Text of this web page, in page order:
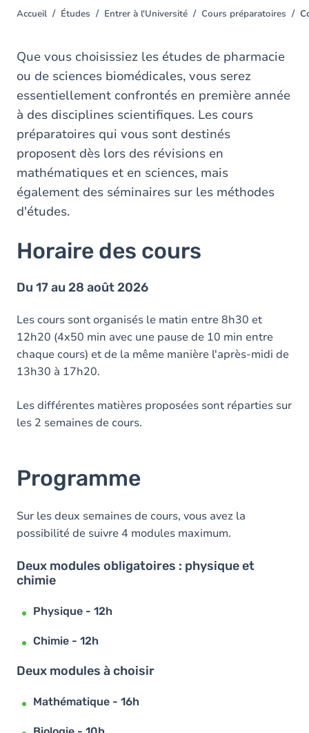
You
here
Accueil Études Entrer à l'Université Cours préparatoires
Que vous choisissiez les études de pharmacie
ou de sciences biomédicales, vous serez
essentiellement confrontés en première année
à des disciplines scientifiques. Les cours
préparatoires qui vous sont destinés
proposent dès lors des révisions en
mathématiques et en sciences, mais
également des séminaires sur les méthodes
d'études.
Horaire des cours
Du 17 au 28 août 2026
Les cours sont organisés le matin entre 8h30 et
12h20 (4x50 min avec une pause de 10 min entre
chaque cours) et de la même manière l'après-midi de
13h30 à 17h20.
Les différentes matières proposées sont réparties sur
les 2 semaines de cours.
Programme
Sur les deux semaines de cours, vous avez la
possibilité de suivre 4 modules maximum.
Deux modules obligatoires : physique et
chimie
Physique - 12h
Chimie - 12h
Deux modules à choisir
Mathématique - 16h